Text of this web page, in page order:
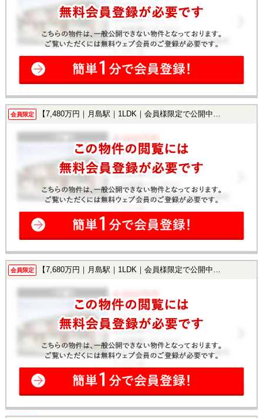
会員限定 【7,480万円｜月島駅｜1LDK｜会員様限定で公開中！】
会員限定 【7,680万円｜月島駅｜1LDK｜会員様限定で公開中！】